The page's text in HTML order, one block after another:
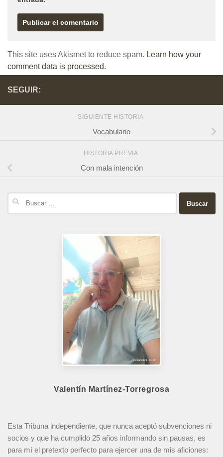
This site uses Akismet to reduce spam. Learn how your
comment data is processed.
SEGUIR:
SIGUIENTE HISTORIA
Vocabulario
HISTORIA PREVIA
Con mala intención
Buscar:
Valentín Martínez-Torregrosa
Esta Tribuna independiente, que nunca aceptó subvenciones ni
socios y que ha cumplido 25 años informando sin pausas, es
para mí el pretexto perfecto para ejercer una de mis aficiones: